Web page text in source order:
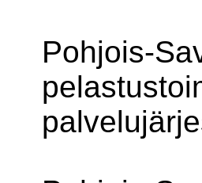
Pohjois-